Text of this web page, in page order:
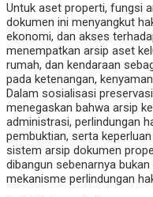
Untuk aset properti, fungsi
dokumen ini menyangkut
ekonomi, dan akses
menempatkan arsip aset
rumah, dan kendaraan
pada ketenangan,
Dalam sosialisasi
menegaskan bahwa arsip
administrasi, perlindungan
pembuktian, serta
sistem arsip dokumen
dibangun sebenarnya
mekanisme perlindungan